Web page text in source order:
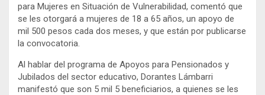
para Mujeres en Situación de Vulnerabilidad, comentó que
se les otorgará a mujeres de 18 a 65 años, un apoyo de
mil 500 pesos cada dos meses, y que están por publicarse
la convocatoria.
Al hablar del programa de Apoyos para Pensionados y
Jubilados del sector educativo, Dorantes Lámbarri
manifestó que son 5 mil 5 beneficiarios, a quienes se les